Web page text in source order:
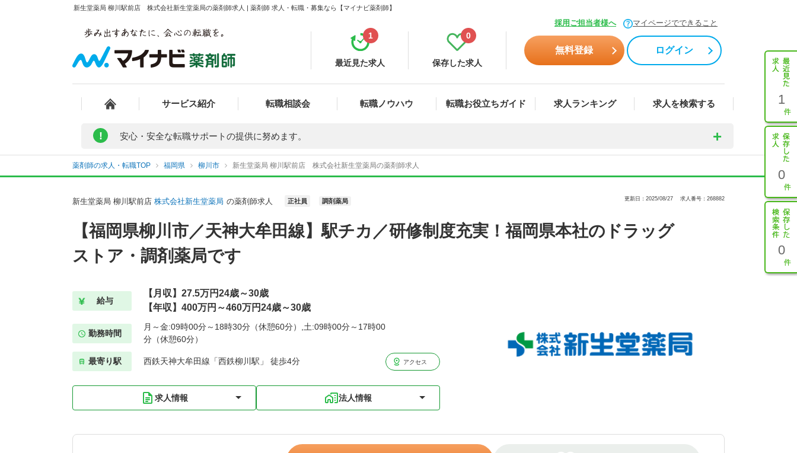
新生堂薬局 柳川駅前店 株式会社新生堂薬局の薬剤師求人 | 薬剤師 求人・転職・募集なら【マイナビ薬剤師】
採用ご担当者様へ マイページでできること
最近見た求人
1
保存した求人
0
無料登録 ログイン
サービス紹介 転職相談会 転職ノウハウ 転職お役立ちガイド 求人ランキング 求人を検索する 1
0
0
! 安心・安全な転職サポートの提供に努めます。
薬剤師の求人・転職TOP 福岡県 柳川市 新生堂薬局 柳川駅前店 株式会社新生堂薬局の薬剤師求人
新生堂薬局 柳川駅前店 株式会社新生堂薬局 の薬剤師求人 正社員 調剤薬局 更新日：2025/08/27 求人番号：268882
【福岡県柳川市／天神大牟田線】駅チカ／研修制度充実！福岡県本社のドラッグ
ストア・調剤薬局です
給与
【月収】27.5万円24歳～30歳
【年収】400万円～460万円24歳～30歳
勤務時間
月～金:09時00分～18時30分（休憩60分）,土:09時00分～17時00
分（休憩60分）
最寄り駅 西鉄天神大牟田線「西鉄柳川駅」 徒歩4分 アクセス
求人情報 法人情報